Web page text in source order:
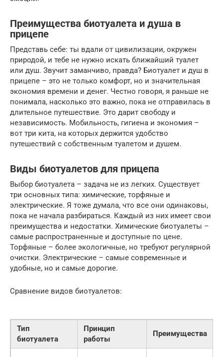
Преимущества биотуалета и душа в
прицепе
Представь себе: ты вдали от цивилизации, окружен
природой, и тебе не нужно искать ближайший туалет
или душ. Звучит заманчиво, правда? Биотуалет и душ в
прицепе – это не только комфорт, но и значительная
экономия времени и денег. Честно говоря, я раньше не
понимала, насколько это важно, пока не отправилась в
длительное путешествие. Это дарит свободу и
независимость. Мобильность, гигиена и экономия –
вот три кита, на которых держится удобство
путешествий с собственным туалетом и душем.
Виды биотуалетов для прицепа
Выбор биотуалета – задача не из легких. Существует
три основных типа: химические, торфяные и
электрические. Я тоже думала, что все они одинаковы,
пока не начала разбираться. Каждый из них имеет свои
преимущества и недостатки. Химические биотуалеты –
самые распространенные и доступные по цене.
Торфяные – более экологичные, но требуют регулярной
очистки. Электрические – самые современные и
удобные, но и самые дорогие.
Сравнение видов биотуалетов:
Тип
биотуалета
Принцип
работы
Преимущества